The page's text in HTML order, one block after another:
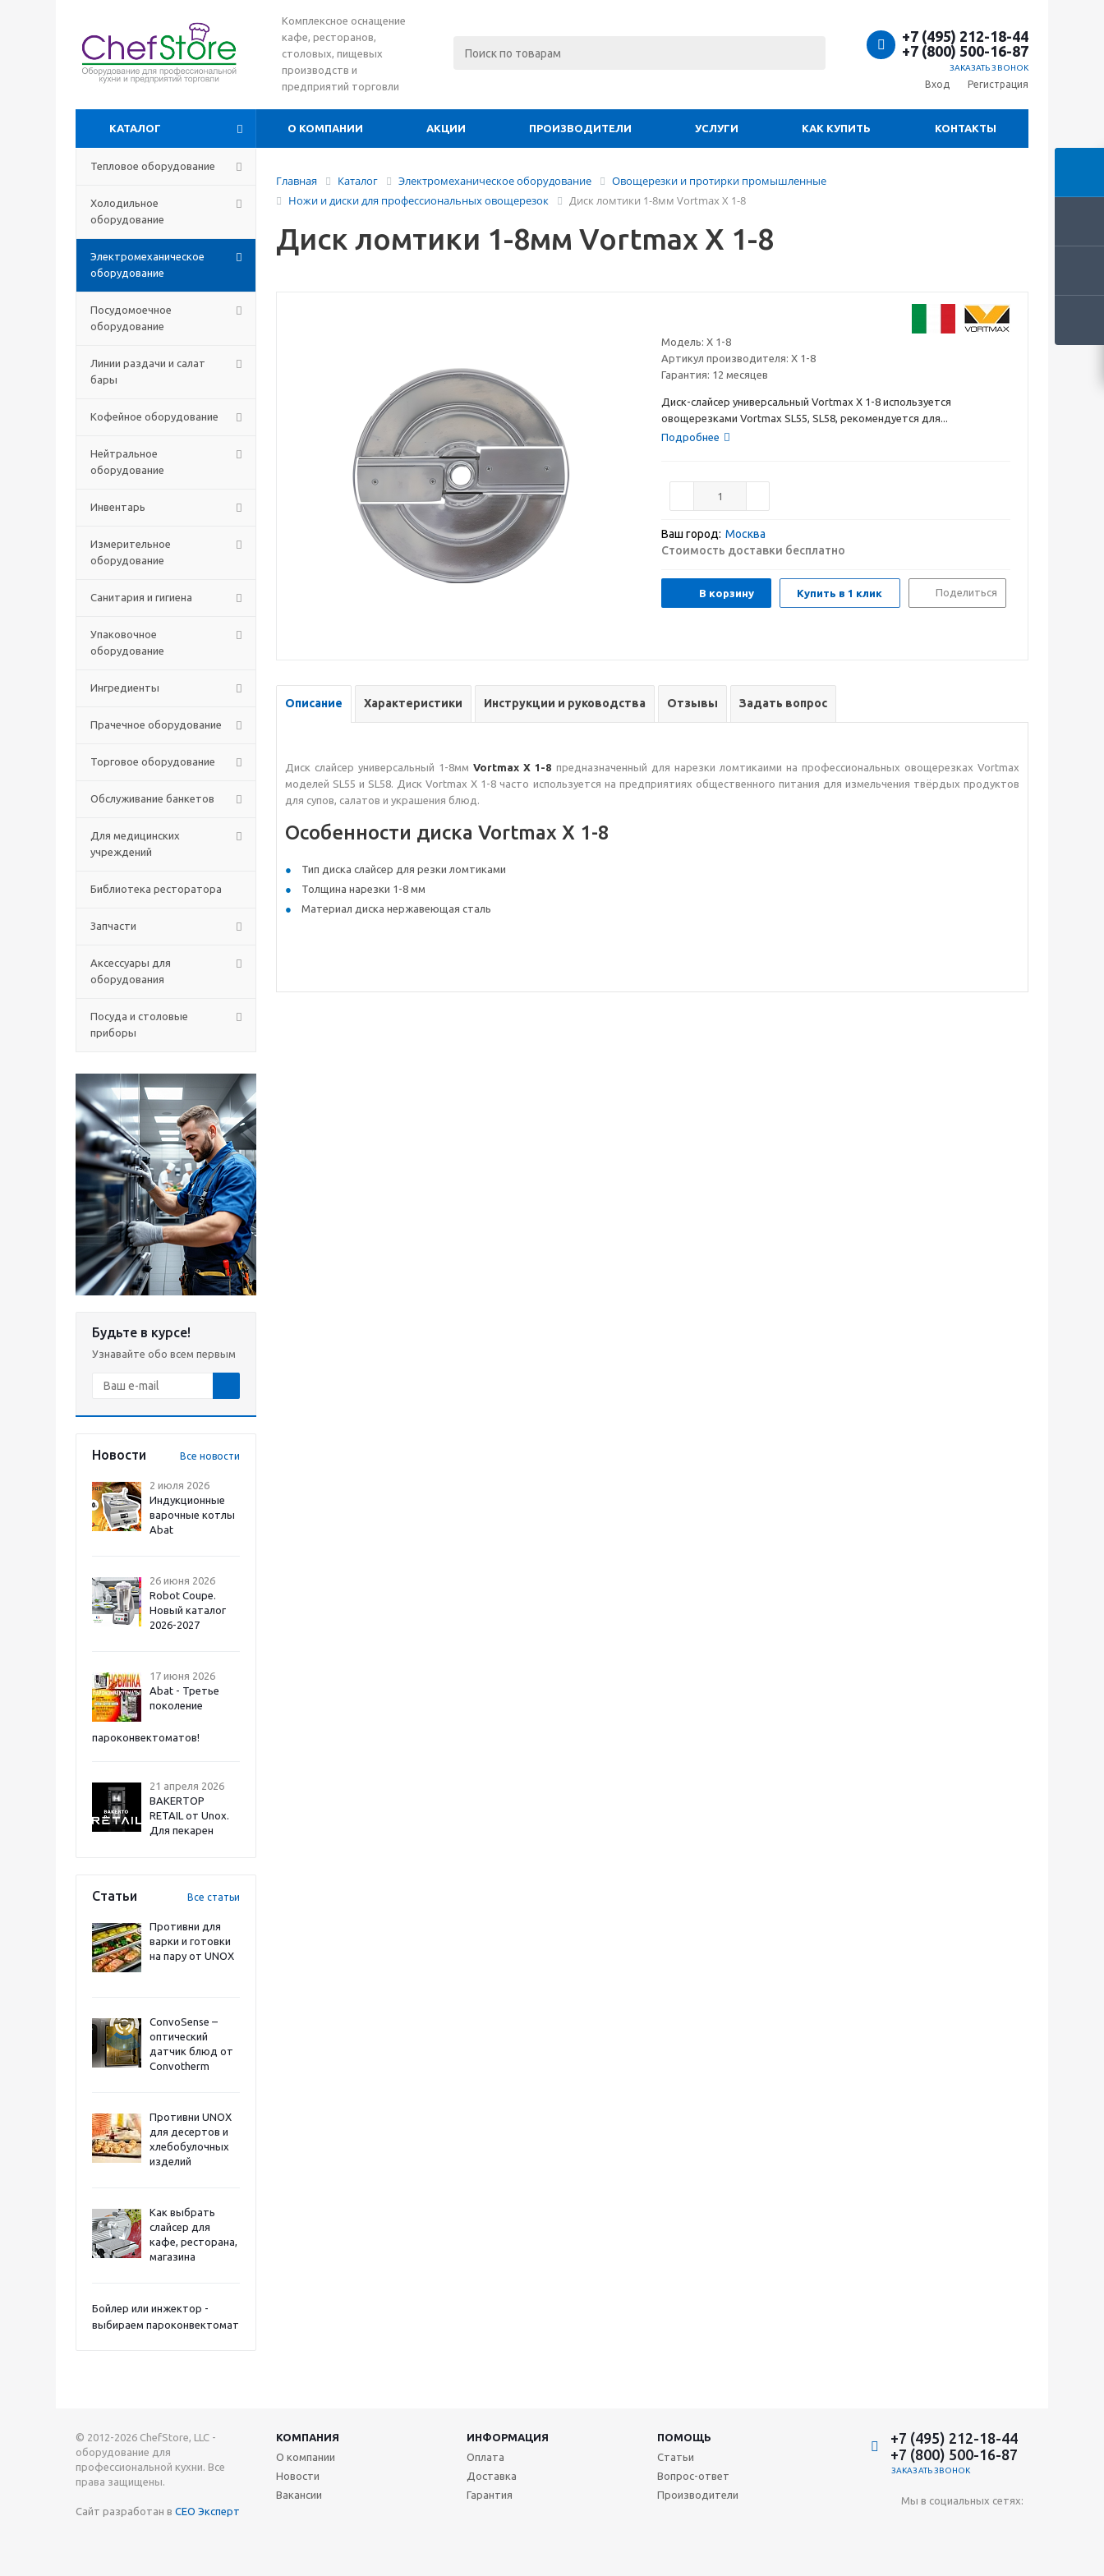
Комплексное оснащение
кафе, ресторанов,
столовых, пищевых
производств и
предприятий торговли
+7 (495) 212-18-44
+7 (800) 500-16-87
ЗАКАЗАТЬ ЗВОНОК
Вход Регистрация
КАТАЛОГ О КОМПАНИИ АКЦИИ ПРОИЗВОДИТЕЛИ УСЛУГИ КАК КУПИТЬ КОНТАКТЫ
Тепловое оборудование
Холодильное
оборудование
Электромеханическое
оборудование
Посудомоечное
оборудование
Линии раздачи и салат
бары
Кофейное оборудование
Нейтральное
оборудование
Инвентарь
Измерительное
оборудование
Санитария и гигиена
Упаковочное
оборудование
Ингредиенты
Прачечное оборудование
Торговое оборудование
Обслуживание банкетов
Для медицинских
учреждений
Библиотека ресторатора
Запчасти
Аксессуары для
оборудования
Посуда и столовые
приборы
Будьте в курсе!
Узнавайте обо всем первым
Новости Все новости
2 июля 2026
Индукционные
варочные котлы
Abat
26 июня 2026
Robot Coupe.
Новый каталог
2026-2027
17 июня 2026
Abat - Третье
поколение
пароконвектоматов!
21 апреля 2026
BAKERTOP
RETAIL от Unox.
Для пекарен
Статьи Все статьи
Противни для
варки и готовки
на пару от UNOX
ConvoSense –
оптический
датчик блюд от
Convotherm
Противни UNOX
для десертов и
хлебобулочных
изделий
Как выбрать
слайсер для
кафе, ресторана,
магазина
Бойлер или инжектор -
выбираем пароконвектомат
Главная Каталог Электромеханическое оборудование
Овощерезки и протирки промышленные
Ножи и диски для профессиональных овощерезок
Диск ломтики 1-8мм Vortmax X 1-8
Диск ломтики 1-8мм Vortmax X 1-8
Модель: X 1-8
Артикул производителя: X 1-8
Гарантия: 12 месяцев
Диск-слайсер универсальный Vortmax X 1-8 используется
овощерезками Vortmax SL55, SL58, рекомендуется для...
Подробнее
Ваш город: Москва
Стоимость доставки бесплатно
В корзину Купить в 1 клик Поделиться
Описание Характеристики Инструкции и руководства Отзывы Задать вопрос
Диск слайсер универсальный 1-8ммVortmax X 1-8 предназначенный для нарезки ломтикаими на профессиональных овощерезках Vortmax
моделей SL55 и SL58. Диск Vortmax X 1-8 часто используется на предприятиях общественного питания для измельчения твёрдых продуктов
для супов, салатов и украшения блюд.
Особенности диска Vortmax X 1-8
Тип диска слайсер для резки ломтиками
Толщина нарезки 1-8 мм
Материал диска нержавеющая сталь
© 2012-2026 ChefStore, LLC -
оборудование для
профессиональной кухни. Все
права защищены.
Сайт разработан в СЕО Эксперт
КОМПАНИЯ ИНФОРМАЦИЯ
ПОМОЩЬ
О компании
Новости
Вакансии
Оплата
Доставка
Гарантия
Статьи
Вопрос-ответ
Производители
+7 (495) 212-18-44
+7 (800) 500-16-87
ЗАКАЗАТЬ ЗВОНОК
Мы в социальных сетях: